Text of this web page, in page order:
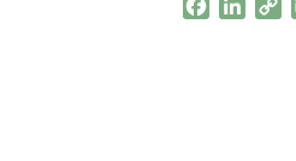
Facebook